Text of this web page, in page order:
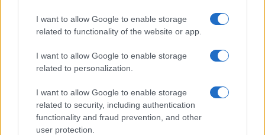
I want to allow Google to enable storage
related to functionality of the website or app.
I want to allow Google to enable storage
related to personalization.
I want to allow Google to enable storage
related to security, including authentication
functionality and fraud prevention, and other
user protection.
Test tunnel Olbia: rampe chiuse ancora fino a
fine agosto